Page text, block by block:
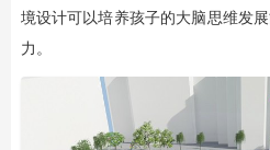
境设计可以培养孩子的大脑思维发
力。